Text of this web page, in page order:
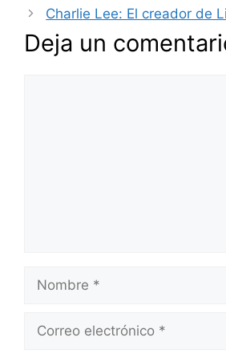
Charlie Lee: El creador de
Deja un
Nombre
Correo